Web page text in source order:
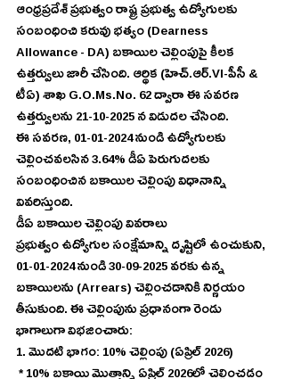
ఆంధ్రప్రదేశ్ ప్రభుత్వం రాష్ట్ర ప్రభుత్వ ఉద్యోగులకు
సంబంధించి కరువు భత్యం (Dearness
Allowance - DA) బకాయిల చెల్లింపుపై కీలక
ఉత్తర్వులు జారీ చేసింది. ఆర్థిక (హెచ్.ఆర్.VI-పీసీ &
టీఏ) శాఖ G.O.Ms.No. 62 ద్వారా ఈ సవరణ
ఉత్తర్వులను 21-10-2025 న విడుదల చేసింది.
ఈ సవరణ, 01-01-2024 నుండి ఉద్యోగులకు
చెల్లించవలసిన 3.64% డీఏ పెరుగుదలకు
సంబంధించిన బకాయిల చెల్లింపు విధానాన్ని
వివరిస్తుంది.
డీఏ బకాయిల చెల్లింపు వివరాలు
ప్రభుత్వం ఉద్యోగుల సంక్షేమాన్ని దృష్టిలో ఉంచుకుని,
01-01-2024 నుండి 30-09-2025 వరకు ఉన్న
బకాయిలను (Arrears) చెల్లించడానికి నిర్ణయం
తీసుకుంది. ఈ చెల్లింపును ప్రధానంగా రెండు
భాగాలుగా విభజించారు:
1. మొదటి భాగం: 10% చెల్లింపు (ఏప్రిల్ 2026)